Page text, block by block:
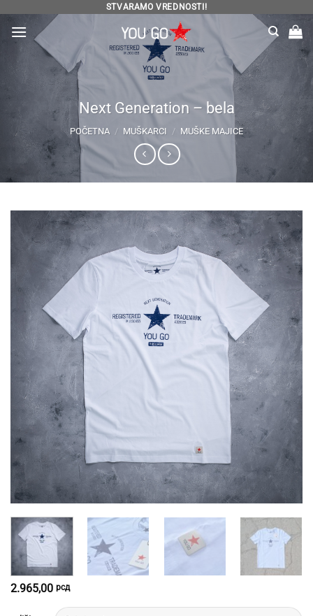
sadržaj
STVARAMO VREDNOSTI!
Next Generation – bela
POČETNA / MUŠKARCI / MUŠKE MAJICE
2.965,00 рсд